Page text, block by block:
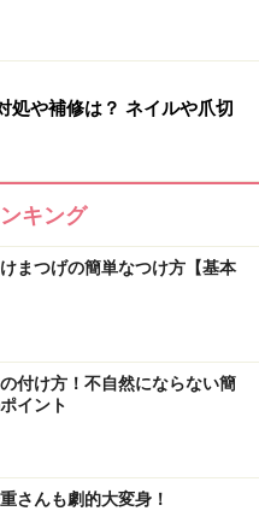
処や補修は？ ネイルや爪切
キング
まつげの簡単なつけ方【基本
付け方！不自然にならない簡
イント
さんも劇的大変身！